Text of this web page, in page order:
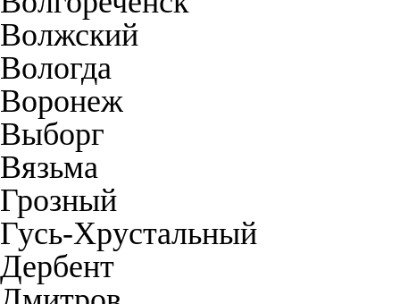
Волжский
Вологда
Воронеж
Выборг
Вязьма
Грозный
Гусь-Хрустальный
Дербент